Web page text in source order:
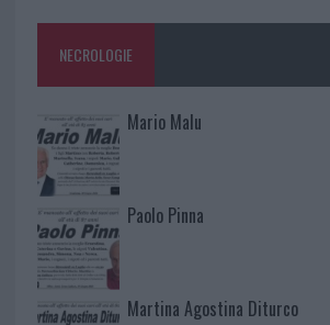
NECROLOGIE
Mario Malu
Paolo Pinna
Martina Agostina Diturco